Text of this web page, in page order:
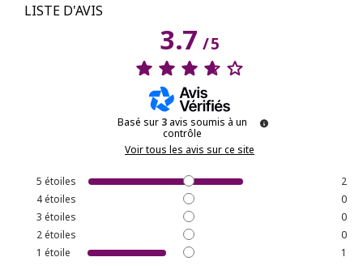
LISTE D'AVIS
3.7/5
Basé sur 3 avis soumis à un
contrôle
Voir tous les avis sur ce site
5 étoiles
2
4étoiles
0
3 étoiles
0
2étoiles
0
1 étoile 1